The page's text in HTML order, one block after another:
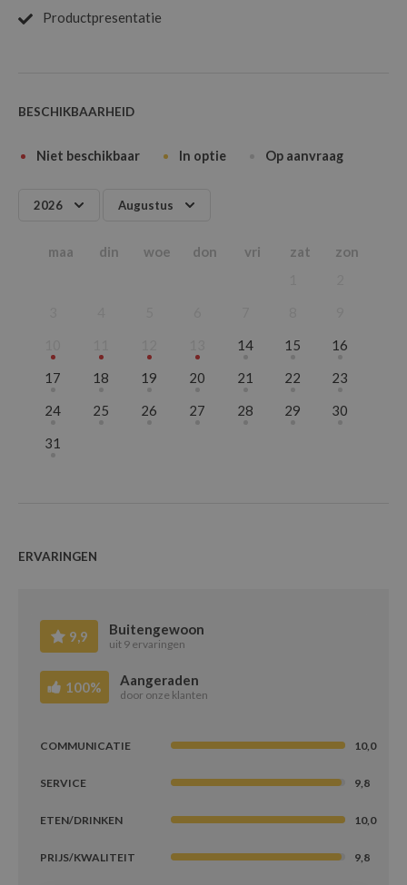
Productpresentatie
BESCHIKBAARHEID
Niet beschikbaar In optie Op aanvraag
2026 Augustus
Juni
Juli
Augustus
maa din woe don vri zat
zon
14 15
16
17
18 19 20 21 22
23
24
25 26 27 28 29
30
31
ERVARINGEN
9,9 Buitengewoon
uit 9 ervaringen
100% Aangeraden
door onze klanten
COMMUNICATIE 10,0
SERVICE 9,8
ETEN/DRINKEN 10,0
PRIJS/KWALITEIT 9,8